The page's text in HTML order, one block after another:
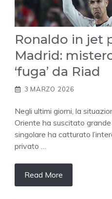
Ronaldo in jet
Madrid:
‘fuga’ da Riad
3 MARZO 2026
Negli ultimi giorni, la
Oriente ha suscitato
singolare ha catturato
privato …
Read More